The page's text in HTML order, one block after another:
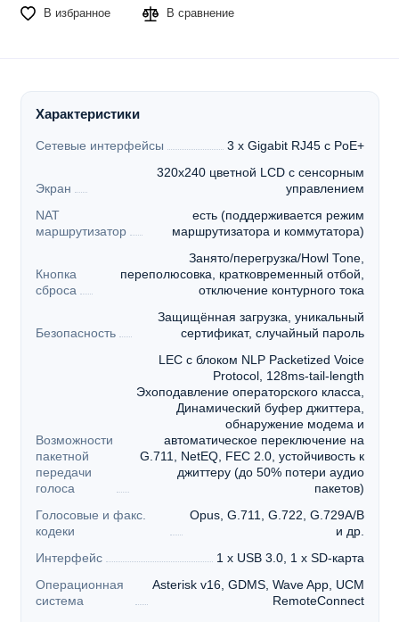
В избранное В сравнение
Характеристики
Сетевые интерфейсы 3 x Gigabit RJ45 с PoE+
Экран
320x240 цветной LCD с сенсорным
управлением
NAT
маршрутизатор
есть (поддерживается режим
маршрутизатора и коммутатора)
Кнопка
сброса
Занято/перегрузка/Howl Tone,
переполюсовка, кратковременный отбой,
отключение контурного тока
Безопасность
Защищённая загрузка, уникальный
сертификат, случайный пароль
Возможности
пакетной
передачи
голоса
LEC с блоком NLP Packetized Voice
Protocol, 128ms-tail-length
Эхоподавление операторского класса,
Динамический буфер джиттера,
обнаружение модема и
автоматическое переключение на
G.711, NetEQ, FEC 2.0, устойчивость к
джиттеру (до 50% потери аудио
пакетов)
Голосовые и факс.
кодеки
Opus, G.711, G.722, G.729A/B
и др.
Интерфейс
1 x USB 3.0, 1 x SD-карта
Операционная
система
Asterisk v16, GDMS, Wave App, UCM
RemoteConnect